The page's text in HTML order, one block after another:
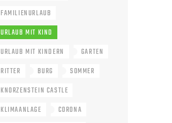
FAMILIENURLAUB
URLAUB MIT KIND
URLAUB MIT KINDERN
GARTEN
RITTER
BURG
SOMMER
KNORZENSTEIN CASTLE
KLIMAANLAGE
CORONA